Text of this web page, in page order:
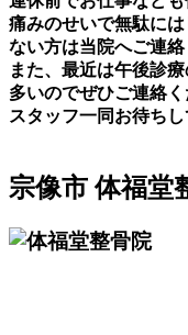
痛みのせいで無駄に
ない方は当院へご連絡
また、最近は午後診
多いのでぜひご連絡く
スタッフ一同お待ちし
宗像市 体福堂